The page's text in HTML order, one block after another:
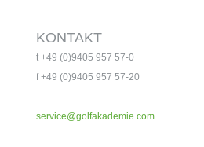
KONTAKT
t +49 (0)9405 957 57-0
f +49 (0)9405 957 57-20
service@golfakademie.com